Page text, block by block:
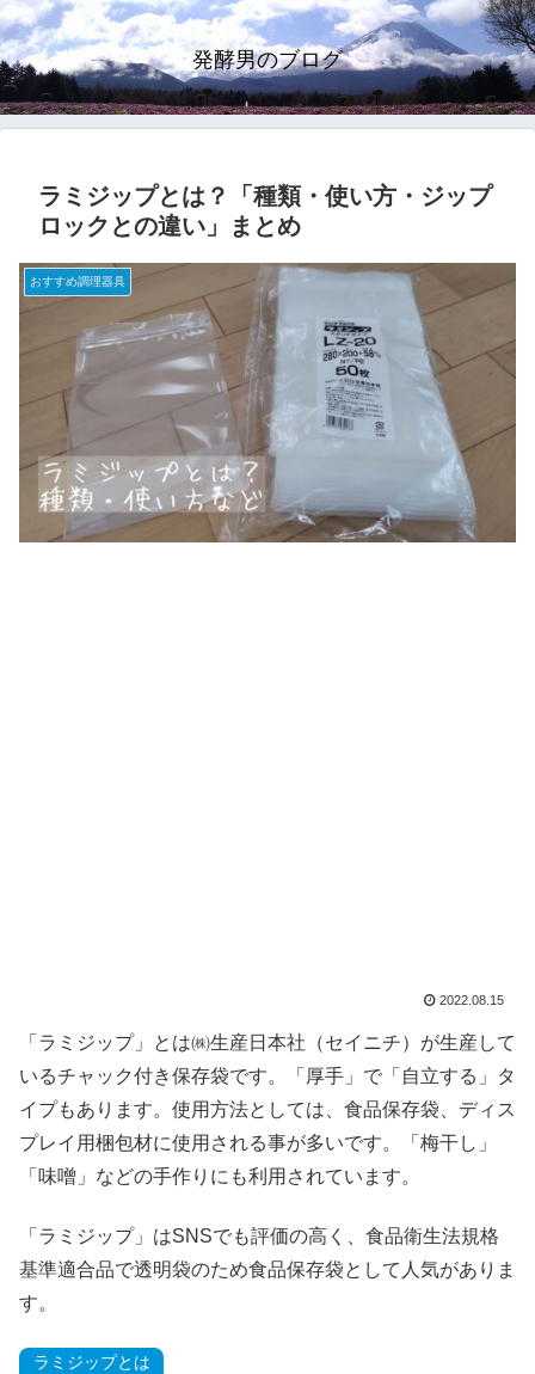
発酵男のブログ
ラミジップとは？「種類・使い方・ジップ
ロックとの違い」まとめ
おすすめ調理器具
2022.08.15
「ラミジップ」とは㈱生産日本社（セイニチ）が生産して
いるチャック付き保存袋です。「厚手」で「自立する」タ
イプもあります。使用方法としては、食品保存袋、ディス
プレイ用梱包材に使用される事が多いです。「梅干し」
「味噌」などの手作りにも利用されています。
「ラミジップ」はSNSでも評価の高く、食品衛生法規格
基準適合品で透明袋のため食品保存袋として人気がありま
す。
ラミジップとは